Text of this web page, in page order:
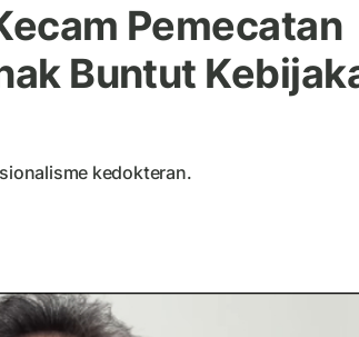
Pemecatan
Buntut
kedokteran.